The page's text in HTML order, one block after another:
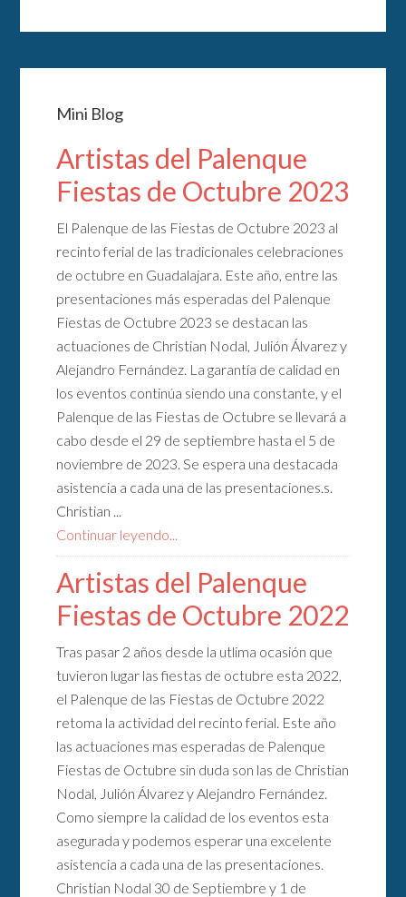
Mini Blog
Artistas del Palenque
Fiestas de Octubre 2023
El Palenque de las Fiestas de Octubre 2023 al
recinto ferial de las tradicionales celebraciones
de octubre en Guadalajara. Este año, entre las
presentaciones más esperadas del Palenque
Fiestas de Octubre 2023 se destacan las
actuaciones de Christian Nodal, Julión Álvarez y
Alejandro Fernández. La garantía de calidad en
los eventos continúa siendo una constante, y el
Palenque de las Fiestas de Octubre se llevará a
cabo desde el 29 de septiembre hasta el 5 de
noviembre de 2023. Se espera una destacada
asistencia a cada una de las presentaciones.s.
Christian ...
Continuar leyendo...
Artistas del Palenque
Fiestas de Octubre 2022
Tras pasar 2 años desde la utlima ocasión que
tuvieron lugar las fiestas de octubre esta 2022,
el Palenque de las Fiestas de Octubre 2022
retoma la actividad del recinto ferial. Este año
las actuaciones mas esperadas de Palenque
Fiestas de Octubre sin duda son las de Christian
Nodal, Julión Álvarez y Alejandro Fernández.
Como siempre la calidad de los eventos esta
asegurada y podemos esperar una excelente
asistencia a cada una de las presentaciones.
Christian Nodal 30 de Septiembre y 1 de